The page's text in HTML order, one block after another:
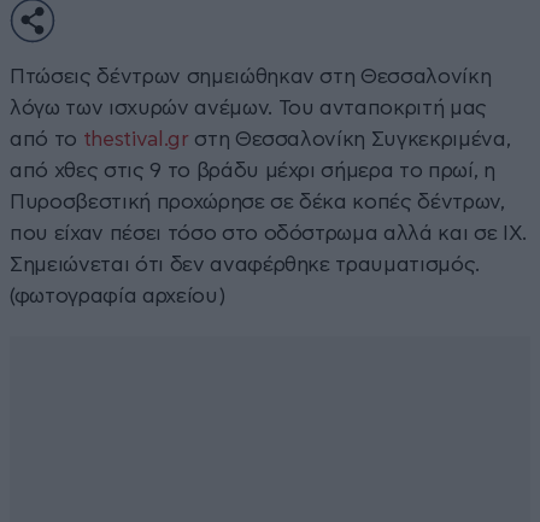
Πτώσεις δέντρων σημειώθηκαν στη Θεσσαλονίκη
λόγω των ισχυρών ανέμων. Του ανταποκριτή μας
από το thestival.gr στη Θεσσαλονίκη Συγκεκριμένα,
από χθες στις 9 το βράδυ μέχρι σήμερα το πρωί, η
Πυροσβεστική προχώρησε σε δέκα κοπές δέντρων,
που είχαν πέσει τόσο στο οδόστρωμα αλλά και σε ΙΧ.
Σημειώνεται ότι δεν αναφέρθηκε τραυματισμός.
(φωτογραφία αρχείου)